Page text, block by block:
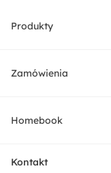
Produkty
Meble
Zamówienia
Dostawa
Homebook
O nas
Kontakt